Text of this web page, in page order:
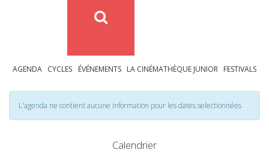
AGENDA CYCLES ÉVÉNEMENTS LA CINÉMATHÈQUE JUNIOR FESTIVALS
L'agenda ne contient aucune information pour les dates selectionnées
Calendrier